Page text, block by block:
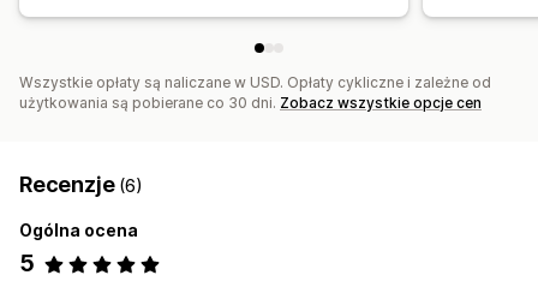
Wszystkie opłaty są naliczane w USD. Opłaty cykliczne i zależne od
użytkowania są pobierane co 30 dni. Zobacz wszystkie opcje cen
Recenzje (6)
Ogólna ocena
5